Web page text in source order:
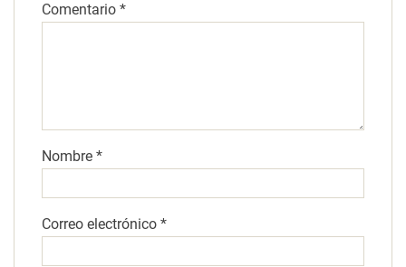
Comentario *
Nombre *
Correo electrónico *